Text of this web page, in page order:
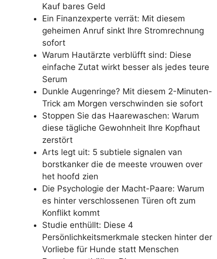
Kauf bares Geld
Ein Finanzexperte verrät: Mit diesem
geheimen Anruf sinkt Ihre Stromrechnung
sofort
Warum Hautärzte verblüfft sind: Diese
einfache Zutat wirkt besser als jedes teure
Serum
Dunkle Augenringe? Mit diesem 2-Minuten-
Trick am Morgen verschwinden sie sofort
Stoppen Sie das Haarewaschen: Warum
diese tägliche Gewohnheit Ihre Kopfhaut
zerstört
Arts legt uit: 5 subtiele signalen van
borstkanker die de meeste vrouwen over
het hoofd zien
Die Psychologie der Macht-Paare: Warum
es hinter verschlossenen Türen oft zum
Konflikt kommt
Studie enthüllt: Diese 4
Persönlichkeitsmerkmale stecken hinter der
Vorliebe für Hunde statt Menschen